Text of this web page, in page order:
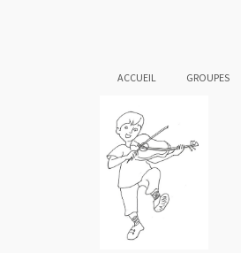
ACCUEIL GROUPES